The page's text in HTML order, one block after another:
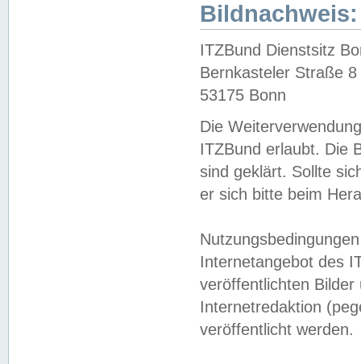
Bildnachweis:
ITZBund Dienstsitz
Bernkasteler Straße 8
53175 Bonn
Die
ITZBund erlaubt. Die
sind geklärt. Sollte
er sich bitte beim
Internetangebot des
veröffentlichten
Internetredaktion
veröffentlicht werden.